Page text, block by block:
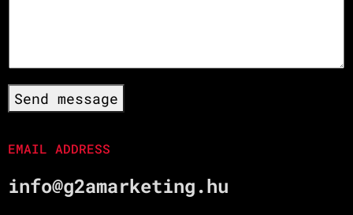
Send message
EMAIL ADDRESS
info@g2amarketing.hu